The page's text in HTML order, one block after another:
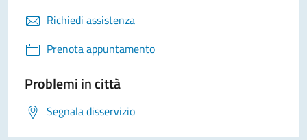
Richiedi assistenza
Prenota appuntamento
Problemi in città
Segnala disservizio